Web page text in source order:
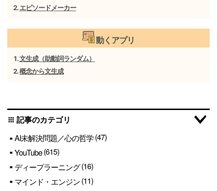
エピソードメーカー
動くアプリ
文生成（助動詞ランダム）
概念から文生成
apps 記事のカテゴリ
AI未解決問題／心の哲学(47)
YouTube(615)
ディープラーニング(16)
マインド・エンジン(11)